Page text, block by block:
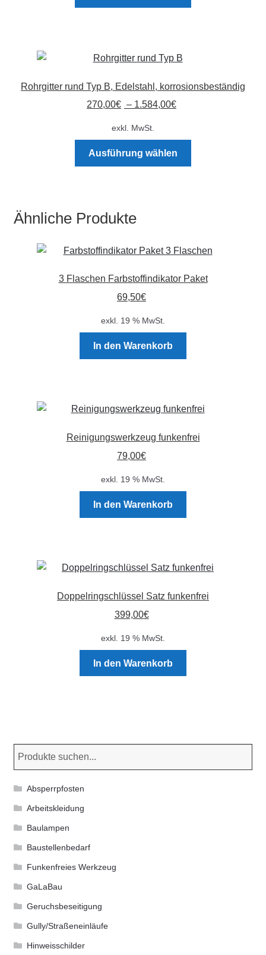
Optionen
gewählt
Rohrgitter rund Typ B, Edelstahl, korrosionsbeständig
270,00€ – 1.584,00€
exkl. MwSt.
Ausführung wählen
Optionen
auf
Ähnliche Produkte
3 Flaschen Farbstoffindikator Paket
69,50€
exkl. 19 % MwSt.
In den Warenkorb
Reinigungswerkzeug funkenfrei
79,00€
exkl. 19 % MwSt.
In den Warenkorb
Doppelringschlüssel Satz funkenfrei
399,00€
exkl. 19 % MwSt.
In den Warenkorb
Absperrpfosten
Arbeitskleidung
Baulampen
Baustellenbedarf
Funkenfreies Werkzeug
GaLaBau
Geruchsbeseitigung
Gully/Straßeneinläufe
Hinweisschilder